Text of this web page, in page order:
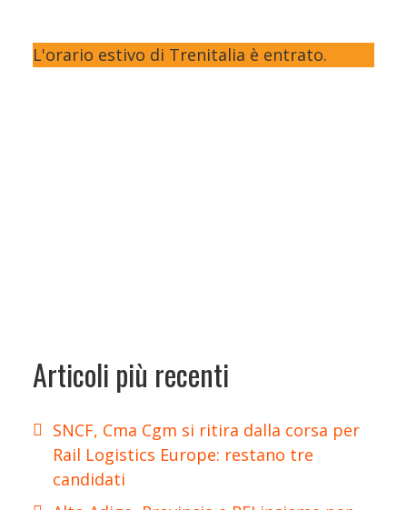
L'orario estivo di Trenitalia è entrato.
Articoli più recenti
SNCF, Cma Cgm si ritira dalla corsa per
Rail Logistics Europe: restano tre
candidati